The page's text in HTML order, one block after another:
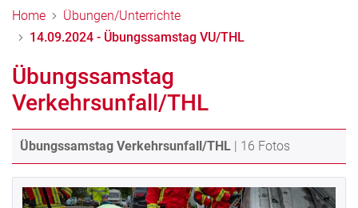
Home
Übungen/Unterrichte
14.09.2024 - Übungssamstag VU/THL
Übungssamstag
Verkehrsunfall/THL
Übungssamstag Verkehrsunfall/THL | 16 Fotos